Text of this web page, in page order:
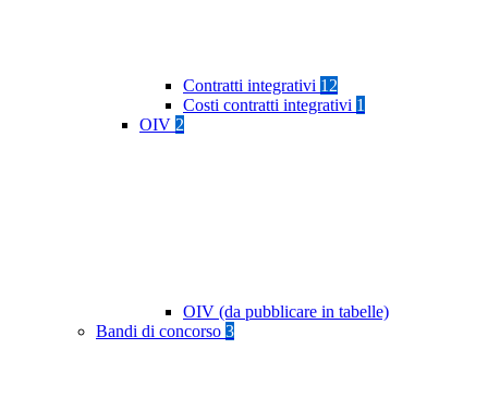
Contratti integrativi 12
Costi contratti integrativi 1
OIV 2
OIV (da pubblicare in tabelle)
Bandi di concorso 3